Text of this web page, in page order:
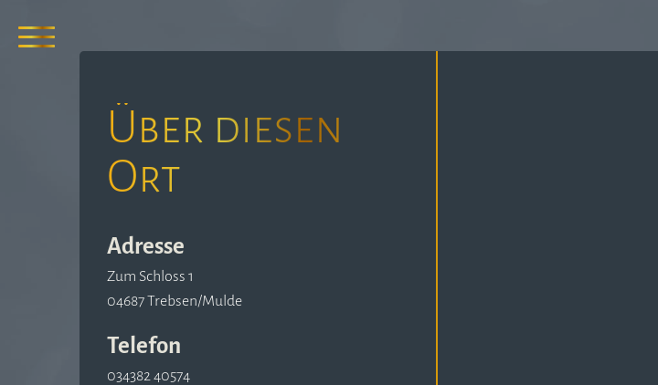
Über diesen
Ort
Adresse
Zum Schloss 1
04687 Trebsen/Mulde
Telefon
034382 40574